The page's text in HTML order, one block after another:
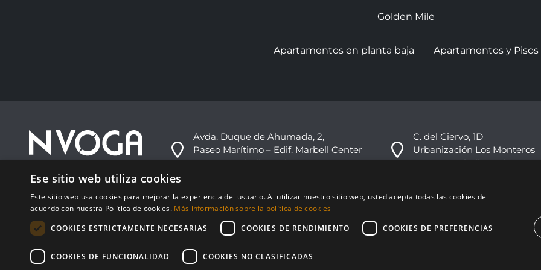
Golden Mile
Apartamentos en planta baja Apartamentos y Pisos
Avda. Duque de Ahumada, 2,
Paseo Marítimo – Edif. Marbell Center
29602 -Marbella, Málaga
info@nvoga.com
C. del Ciervo, 1D
Urbanización Los Monteros
29603 -Marbella, Málaga
Ese sitio web utiliza cookies
Este sitio web usa cookies para mejorar la experiencia del usuario. Al utilizar nuestro sitio web, usted acepta todas las cookies de
acuerdo con nuestra Política de cookies. Más información sobre la política de cookies
COOKIES ESTRICTAMENTE NECESARIAS
COOKIES DE RENDIMIENTO COOKIES DE PREFERENCIAS
COOKIES DE FUNCIONALIDAD COOKIES NO CLASIFICADAS